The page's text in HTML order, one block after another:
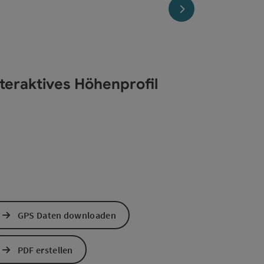
nächstes Element
Höhenprofil
GPS Daten downloaden
PDF erstellen